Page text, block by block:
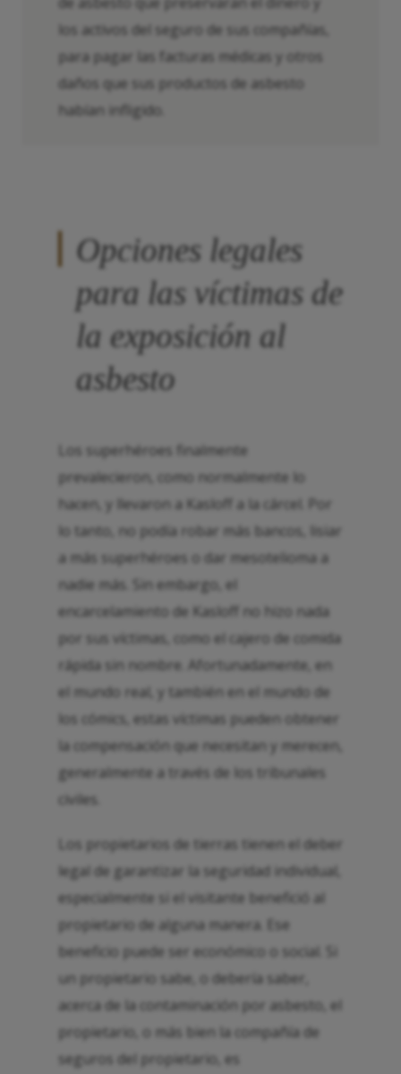
los activos del seguro de sus compañías,
para pagar las facturas médicas y otros
daños que sus productos de asbesto
habían infligido.
Opciones legales
para las víctimas de
la exposición al
asbesto
Los superhéroes finalmente
prevalecieron, como normalmente lo
hacen, y llevaron a Kasloff a la cárcel. Por
lo tanto, no podía robar más bancos, lisiar
a más superhéroes o dar mesotelioma a
nadie más. Sin embargo, el
encarcelamiento de Kasloff no hizo nada
por sus víctimas, como el cajero de comida
rápida sin nombre. Afortunadamente, en
el mundo real, y también en el mundo de
los cómics, estas víctimas pueden obtener
la compensación que necesitan y merecen,
generalmente a través de los tribunales
civiles.
Los propietarios de tierras tienen el deber
legal de garantizar la seguridad individual,
especialmente si el visitante benefició al
propietario de alguna manera. Ese
beneficio puede ser económico o social. Si
un propietario sabe, o debería saber,
acerca de la contaminación por asbesto, el
propietario, o más bien la compañía de
seguros del propietario, es